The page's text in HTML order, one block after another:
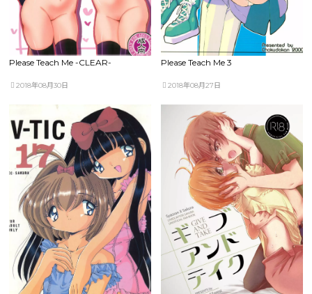
Please Teach Me -CLEAR-
2018年08月30日
Please Teach Me 3
2018年08月27日